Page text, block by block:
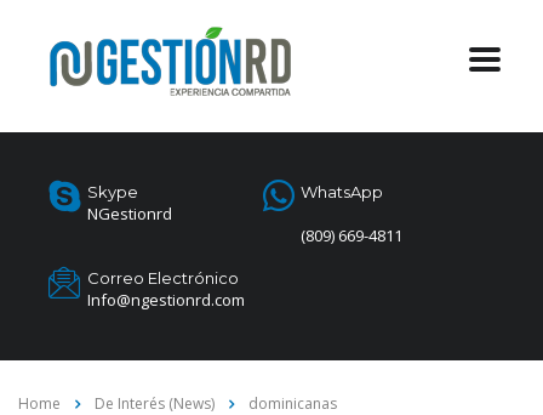
Skype
NGestionrd
WhatsApp
(809) 669-4811
Correo Electrónico
Info@ngestionrd.com
Home De Interés (News) dominicanas